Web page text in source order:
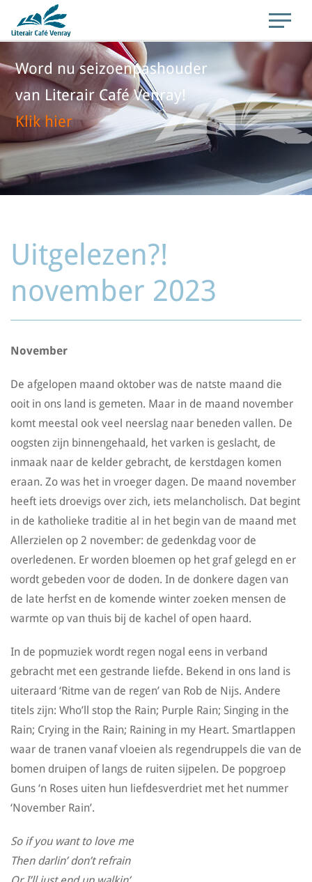
Word nu seizoenpashouder
van Literair Café Venray!
Klik hier
Uitgelezen?!
november 2023
November
De afgelopen maand oktober was de natste maand die
ooit in ons land is gemeten. Maar in de maand november
komt meestal ook veel neerslag naar beneden vallen. De
oogsten zijn binnengehaald, het varken is geslacht, de
inmaak naar de kelder gebracht, de kerstdagen komen
eraan. Zo was het in vroeger dagen. De maand november
heeft iets droevigs over zich, iets melancholisch. Dat begint
in de katholieke traditie al in het begin van de maand met
Allerzielen op 2 november: de gedenkdag voor de
overledenen. Er worden bloemen op het graf gelegd en er
wordt gebeden voor de doden. In de donkere dagen van
de late herfst en de komende winter zoeken mensen de
warmte op van thuis bij de kachel of open haard.
In de popmuziek wordt regen nogal eens in verband
gebracht met een gestrande liefde. Bekend in ons land is
uiteraard ‘Ritme van de regen’ van Rob de Nijs. Andere
titels zijn: Who’ll stop the Rain; Purple Rain; Singing in the
Rain; Crying in the Rain; Raining in my Heart. Smartlappen
waar de tranen vanaf vloeien als regendruppels die van de
bomen druipen of langs de ruiten sijpelen. De popgroep
Guns ‘n Roses uiten hun liefdesverdriet met het nummer
‘November Rain’.
So if you want to love me
Then darlin’ don’t refrain